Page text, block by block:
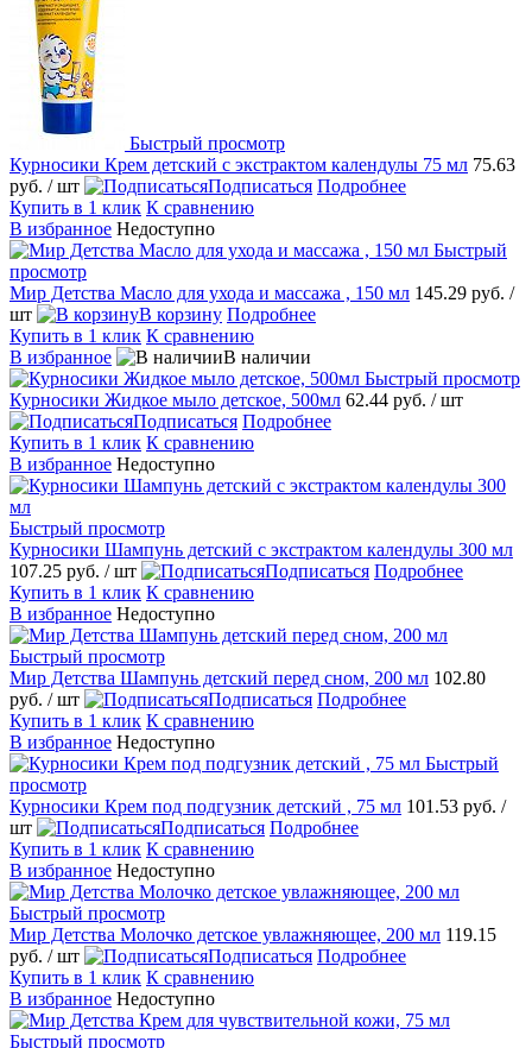
Быстрый просмотр
Курносики Крем детский с экстрактом календулы 75 мл 75.63
руб. / шт Подписаться Подробнее
Купить в 1 клик К сравнению
В избранное Недоступно
Быстрый
просмотр
Мир Детства Масло для ухода и массажа , 150 мл 145.29 руб. /
шт
В корзину Подробнее
Купить в 1 клик К сравнению
В избранное
В наличии
Быстрый просмотр
Курносики Жидкое мыло детское, 500мл 62.44 руб. / шт
Подписаться Подробнее
Купить в 1 клик К сравнению
В избранное Недоступно
Быстрый просмотр
Курносики Шампунь детский с экстрактом календулы 300 мл
107.25 руб. / шт Подписаться Подробнее
Купить в 1 клик К сравнению
В избранное Недоступно
Быстрый просмотр
Мир Детства Шампунь детский перед сном, 200 мл 102.80
руб. / шт Подписаться Подробнее
Купить в 1 клик К сравнению
В избранное Недоступно
Быстрый
просмотр
Курносики Крем под подгузник детский , 75 мл 101.53 руб. /
шт
Подписаться Подробнее
Купить в 1 клик К сравнению
В избранное Недоступно
Быстрый просмотр
Мир Детства Молочко детское увлажняющее, 200 мл 119.15
руб. / шт Подписаться Подробнее
Купить в 1 клик К сравнению
В избранное Недоступно
Быстрый просмотр